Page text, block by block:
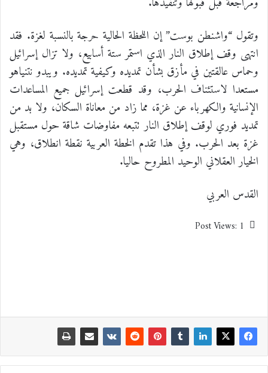
وتقول “واشنطن بوست” إن اللحظة الحالية حرجة بالنسبة لغزة. فقد
انتهى وقف إطلاق النار الذي استمر ستة أسابيع، ولا تزال إسرائيل
وحماس عالقتين في مأزق بشأن تمديده وكيفية تمديده. ويبدو نتنياهو
مستعدا لاستئناف الحرب، وقد قطعت إسرائيل جميع المساعدات
الإنسانية والكهرباء عن غزة، مما زاد من معاناة السكان، ولا بد من
تمديد فوري لوقف إطلاق النار تتبعه مفاوضات شاقة حول مستقبل
غزة بعد الحرب. وفي هذا تقدم الخطة العربية نقطة انطلاق، وهي
الخيار العقلاني الوحيد المطروح حاليا.
القدس العربي
Post Views: 1